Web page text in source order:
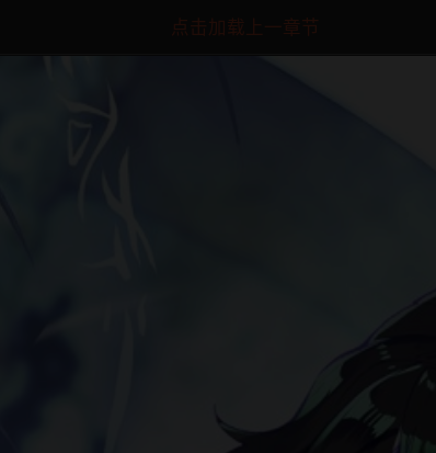
点击加载上一章节